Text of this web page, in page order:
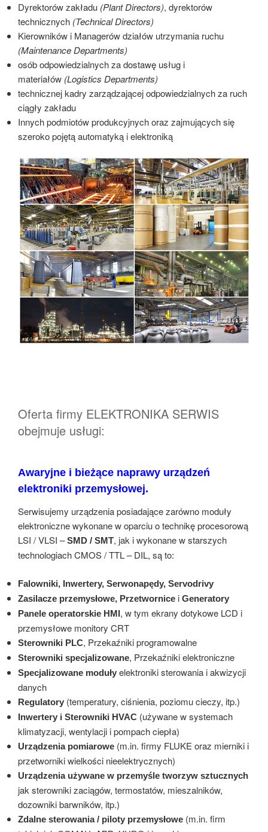
Dyrektorów zakładu (Plant Directors), dyrektorów
technicznych (Technical Directors)
Kierowników i Managerów działów utrzymania ruchu
(Maintenance Departments)
osób odpowiedzialnych za dostawę usług i
materiałów (Logistics Departments)
technicznej kadry zarządzającej odpowiedzialnych za ruch
ciągły zakładu
Innych podmiotów produkcyjnych oraz zajmujących się
szeroko pojętą automatyką i elektroniką
Oferta firmy ELEKTRONIKA SERWIS
obejmuje usługi:
Awaryjne i bieżące naprawy urządzeń
elektroniki przemysłowej.
Serwisujemy urządzenia posiadające zarówno moduły
elektroniczne wykonane w oparciu o technikę procesorową
LSI / VLSI –SMD / SMT, jak i wykonane w starszych
technologiach CMOS / TTL – DIL, są to:
Falowniki, Inwertery, Serwonapędy, Servodrivy
Zasilacze przemysłowe, Przetwornice i Generatory
Panele operatorskie HMI, w tym ekrany dotykowe LCD i
przemysłowe monitory CRT
Sterowniki PLC, Przekaźniki programowalne
Sterowniki specjalizowane, Przekaźniki elektroniczne
Specjalizowane moduły elektroniki sterowania i akwizycji
danych
Regulatory (temperatury, ciśnienia, poziomu cieczy, itp.)
Inwertery i Sterowniki HVAC (używane w systemach
klimatyzacji, wentylacji i pompach ciepła)
Urządzenia pomiarowe (m.in. firmy FLUKE oraz mierniki i
przetworniki wielkości nieelektrycznych)
Urządzenia używane w przemyśle tworzyw sztucznych
jak sterowniki zaciągów, termostatów, mieszalników,
dozowniki barwników, itp.)
Zdalne sterowania / piloty przemysłowe (m.in. firm